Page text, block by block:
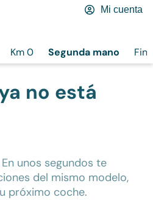
Km 0 Segunda mano
Mi cuenta
no está
unos segundos te
del mismo modelo,
próximo coche.